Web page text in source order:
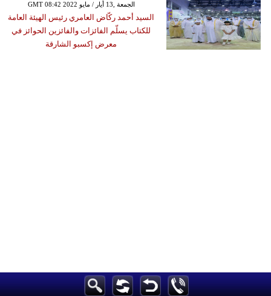
GMT 08:42 2022 الجمعة ,13 أيار / مايو
السيد أحمد ركّاض العامري رئيس الهيئة العامة
للكتاب يسلّم الفائزات والفائزين الحوائز في
معرض إكسبو الشارقة